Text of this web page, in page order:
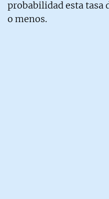
probabilidad esta tasa
o menos.